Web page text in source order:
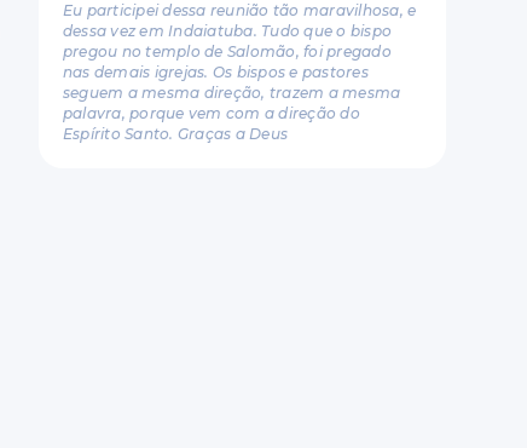
Eu participei dessa reunião tão maravilhosa, e
dessa vez em Indaiatuba. Tudo que o bispo
pregou no templo de Salomão, foi pregado
nas demais igrejas. Os bispos e pastores
seguem a mesma direção, trazem a mesma
palavra, porque vem com a direção do
Espírito Santo. Graças a Deus